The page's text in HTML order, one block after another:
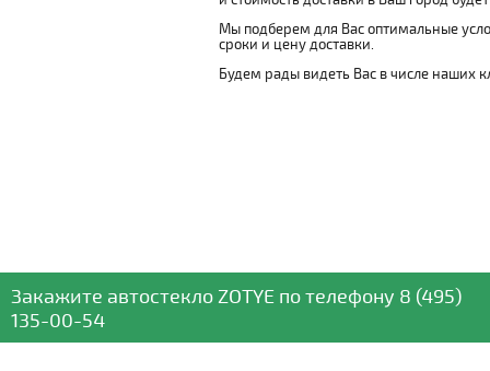
Мы подберем для Вас оптимальные
сроки и цену доставки.
Будем рады видеть Вас в числе наших
Закажите автостекло ZOTYE по телефону 8 (495)
135-00-54